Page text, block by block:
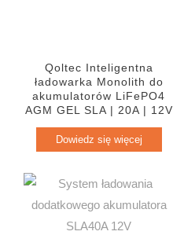
Qoltec Inteligentna
ładowarka Monolith do
akumulatorów LiFePO4
AGM GEL SLA | 20A | 12V
Dowiedz się więcej